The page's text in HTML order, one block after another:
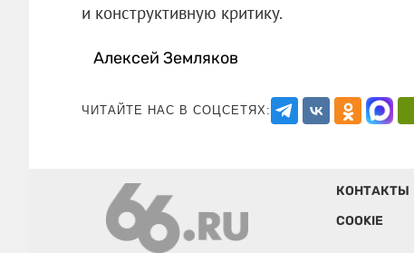
и конструктивную критику.
Алексей Земляков
ЧИТАЙТЕ НАС В СОЦСЕТЯХ:
КОНТАКТЫ
COOKIE